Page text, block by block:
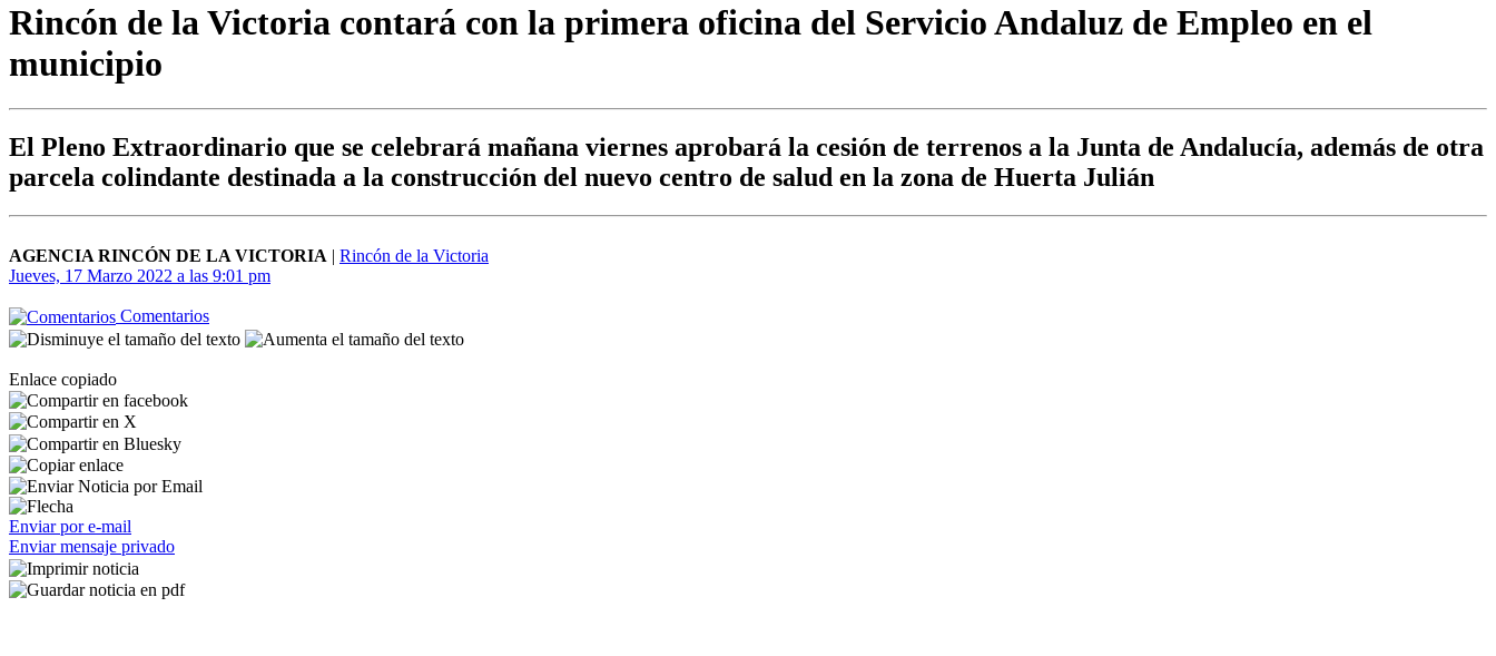
Rincón de la Victoria contará con la primera oficina del Servicio Andaluz de Empleo en el
municipio
El Pleno Extraordinario que se celebrará mañana viernes aprobará la cesión de terrenos a la Junta de Andalucía, además de otra
parcela colindante destinada a la construcción del nuevo centro de salud en la zona de Huerta Julián
AGENCIA RINCÓN DE LA VICTORIA | Rincón de la Victoria
Jueves, 17 Marzo 2022 a las 9:01 pm
Comentarios
Enlace copiado
Enviar por e-mail
Enviar mensaje privado